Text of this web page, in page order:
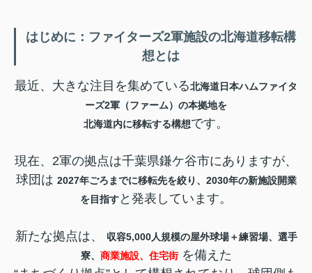
はじめに：ファイターズ2軍施設の北海道移転構
想とは
最近、大きな注目を集めている北海道日本ハムファイタ
ーズ2軍（ファーム）の本拠地を
北海道内に移転する構想です。
現在、2軍の拠点は千葉県鎌ケ谷市にありますが、
球団は 2027年ごろまでに移転先を絞り、2030年の新施設開業
を目指すと発表しています。
新たな拠点は、
収容5,000人規模の屋外球場＋練習場、選手
寮、 商業施設、住宅街 を備えた